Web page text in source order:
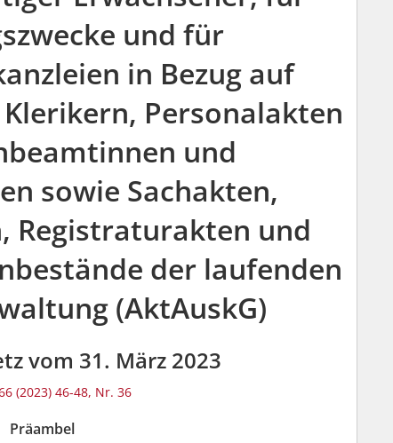
und für
in Bezug auf
Personalakten
und
sowie Sachakten,
Registraturakten und
der laufenden
(AktAuskG)
vom 31. März 2023
(2023) 46-48, Nr. 36
Präambel